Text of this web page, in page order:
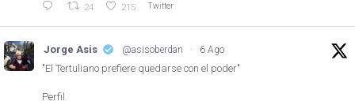
24 215 Twitter
Jorge Asis @asisoberdan · 6 Ago
"El Tertuliano prefiere quedarse con el poder"
Perfil